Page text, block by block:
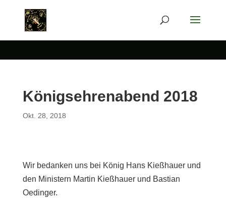
Königsehrenabend 2018
Okt. 28, 2018
Wir bedanken uns bei König Hans Kießhauer und
den Ministern Martin Kießhauer und Bastian
Oedinger.